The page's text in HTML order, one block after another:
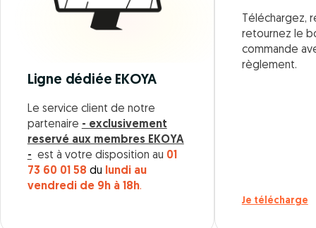
Ligne dédiée EKOYA
Le service client de notre
partenaire - exclusivement
reservé aux membres EKOYA
- est à votre disposition au 01
73 60 01 58 du
lundi au
vendredi de 9h à 18h.
Téléchargez,
retournez le
commande
règlement.
Je télécharge